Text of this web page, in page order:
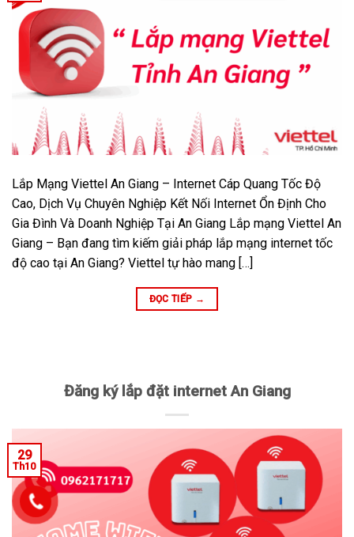
Lắp Mạng Viettel An Giang – Internet Cáp Quang Tốc Độ
Cao, Dịch Vụ Chuyên Nghiệp Kết Nối Internet Ổn Định Cho
Gia Đình Và Doanh Nghiệp Tại An Giang Lắp mạng Viettel An
Giang – Bạn đang tìm kiếm giải pháp lắp mạng internet tốc
độ cao tại An Giang? Viettel tự hào mang […]
ĐỌC TIẾP →
Đăng ký lắp đặt internet An Giang
29
Th10